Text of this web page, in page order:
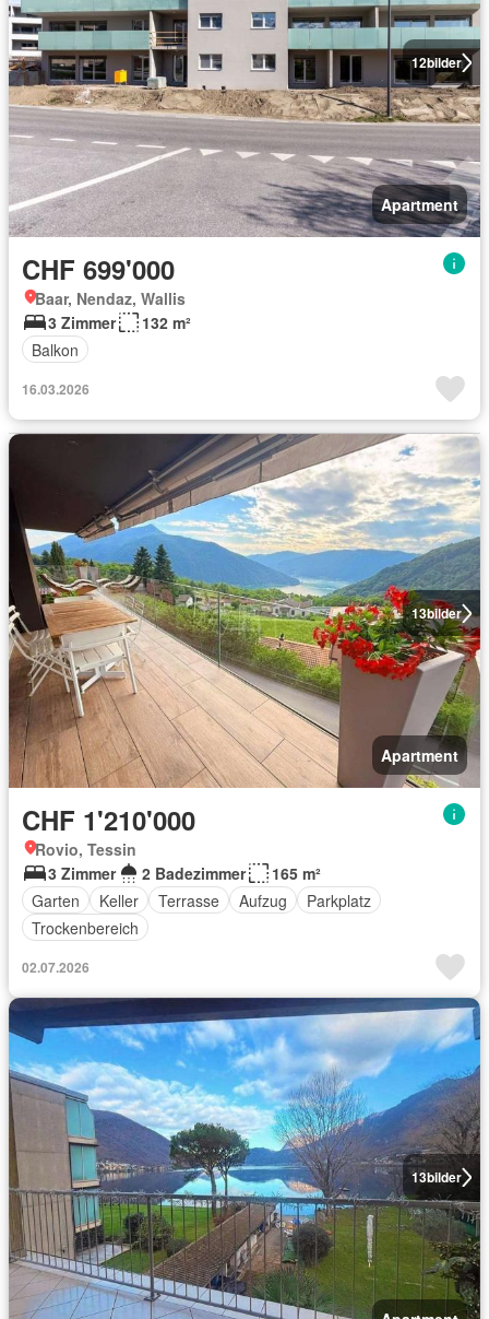
12bilder
Apartment
CHF 699'000
Baar, Nendaz, Wallis
3 Zimmer
132 m²
Balkon
16.03.2026
13bilder
Apartment
CHF 1'210'000
Rovio, Tessin
3 Zimmer
2 Badezimmer
165 m²
Garten
Keller Terrasse Aufzug
Parkplatz
Trockenbereich
02.07.2026
13bilder